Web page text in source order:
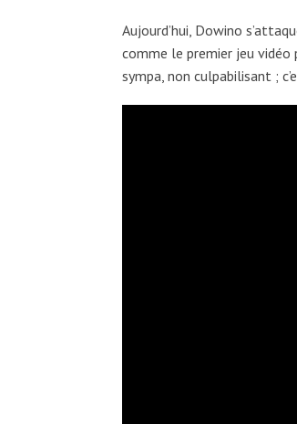
Aujourd’hui, Dowino
comme le premier jeu vidéo
sympa, non culpabilisant ;